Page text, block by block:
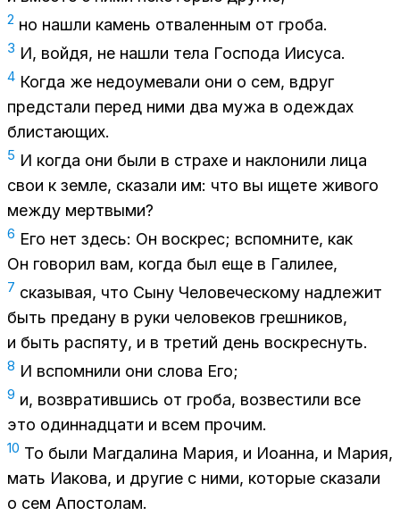
2 но на­шли ка­мень от­ва­лен­ным от гро­ба.
3 И, вой­дя, не на­шли тела Гос­по­да Иису­са.
4 Ко­гда же недо­уме­ва­ли они о сем, вдруг
пред­ста­ли пе­ред ними два мужа в одеж­дах
бли­ста­ю­щих.
5 И ко­гда они были в стра­хе и на­кло­ни­ли лица
свои к зем­ле, ска­за­ли им: что вы ище­те жи­во­го
меж­ду мерт­вы­ми?
6 Его нет здесь: Он вос­крес; вспом­ни­те, как
Он го­во­рил вам, ко­гда был еще в Га­ли­лее,
7 ска­зы­вая, что Сыну Че­ло­ве­че­ско­му над­ле­жит
быть пре­да­ну в руки че­ло­ве­ков греш­ни­ков,
и быть рас­пя­ту, и в тре­тий день вос­крес­нуть.
8 И вспом­ни­ли они сло­ва Его;
9 и, воз­вра­тив­шись от гро­ба, воз­ве­сти­ли все
это один­на­дца­ти и всем про­чим.
10 То были Маг­да­ли­на Ма­рия, и Иоан­на, и Ма­рия,
мать Иа­ко­ва, и дру­гие с ними, ко­то­рые ска­за­ли
о сем Апо­сто­лам.